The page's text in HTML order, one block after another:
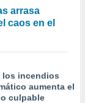
arrasa
caos en el
los incendios
aumenta el
culpable